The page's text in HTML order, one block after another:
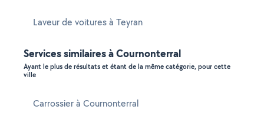
Laveur de voitures à Teyran
Services similaires à Cournonterral
Ayant le plus de résultats et étant de la même catégorie, pour cette
ville
Carrossier à Cournonterral